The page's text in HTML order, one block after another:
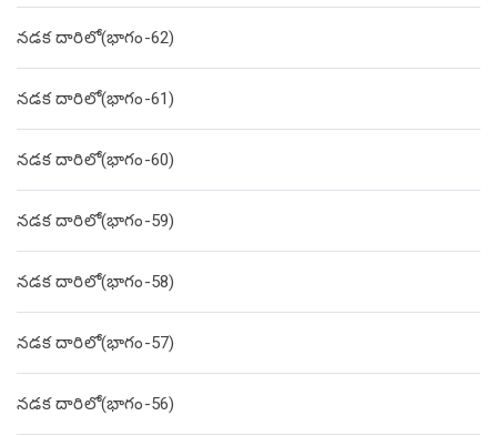
నడక దారిలో(భాగం-62)
నడక దారిలో(భాగం-61)
నడక దారిలో(భాగం-60)
నడక దారిలో(భాగం-59)
నడక దారిలో(భాగం-58)
నడక దారిలో(భాగం-57)
నడక దారిలో(భాగం-56)